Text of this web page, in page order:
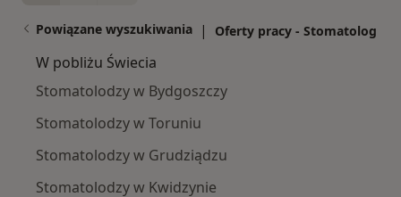
Powiązane wyszukiwania | Oferty pracy - Stomatolog
W pobliżu Świecia
Stomatolodzy w Bydgoszczy
Stomatolodzy w Toruniu
Stomatolodzy w Grudziądzu
Stomatolodzy w Kwidzynie